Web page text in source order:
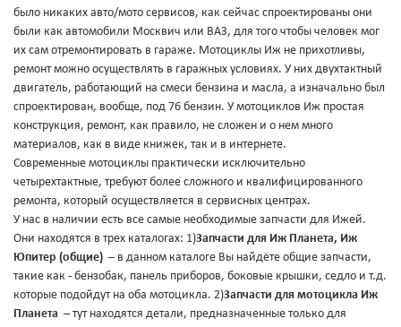
было никаких авто/мото сервисов, как сейчас спроектированы они
были как автомобили Москвич или ВАЗ, для того чтобы человек мог
их сам отремонтировать в гараже. Мотоциклы Иж не прихотливы,
ремонт можно осуществлять в гаражных условиях. У них двухтактный
двигатель, работающий на смеси бензина и масла, а изначально был
спроектирован, вообще, под 76 бензин. У мотоциклов Иж простая
конструкция, ремонт, как правило, не сложен и о нем много
материалов, как в виде книжек, так и в интернете.
Современные мотоциклы практически исключительно
четырехтактные, требуют более сложного и квалифицированного
ремонта, который осуществляется в сервисных центрах.
У нас в наличии есть все самые необходимые запчасти для Ижей.
Они находятся в трех каталогах: 1)Запчасти для Иж Планета, Иж
Юпитер (общие) – в данном каталоге Вы найдёте общие запчасти,
такие как - бензобак, панель приборов, боковые крышки, седло и т.д.
которые подойдут на оба мотоцикла. 2)Запчасти для мотоцикла Иж
Планета – тут находятся детали, предназначенные только для